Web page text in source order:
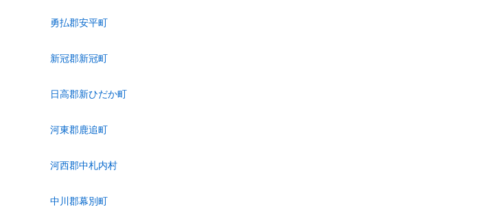
勇払郡安平町
新冠郡新冠町
日高郡新ひだか町
河東郡鹿追町
河西郡中札内村
中川郡幕別町